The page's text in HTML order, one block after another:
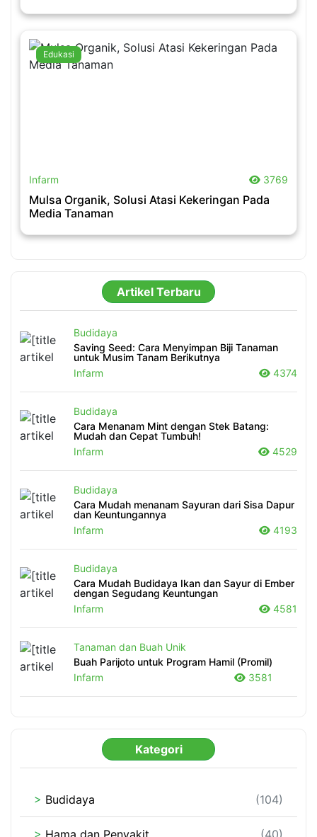
Edukasi
Infarm 3769
Mulsa Organik, Solusi Atasi Kekeringan Pada
Media Tanaman
Artikel Terbaru
Budidaya
Saving Seed: Cara Menyimpan Biji Tanaman
untuk Musim Tanam Berikutnya
Infarm
4374
Budidaya
Cara Menanam Mint dengan Stek Batang:
Mudah dan Cepat Tumbuh!
Infarm
4529
Budidaya
Cara Mudah menanam Sayuran dari Sisa Dapur
dan Keuntungannya
Infarm
4193
Budidaya
Cara Mudah Budidaya Ikan dan Sayur di Ember
dengan Segudang Keuntungan
Infarm
4581
Tanaman dan Buah Unik
Buah Parijoto untuk Program Hamil (Promil)
Infarm
3581
Kategori
> Budidaya (104)
> Hama dan Penyakit (40)